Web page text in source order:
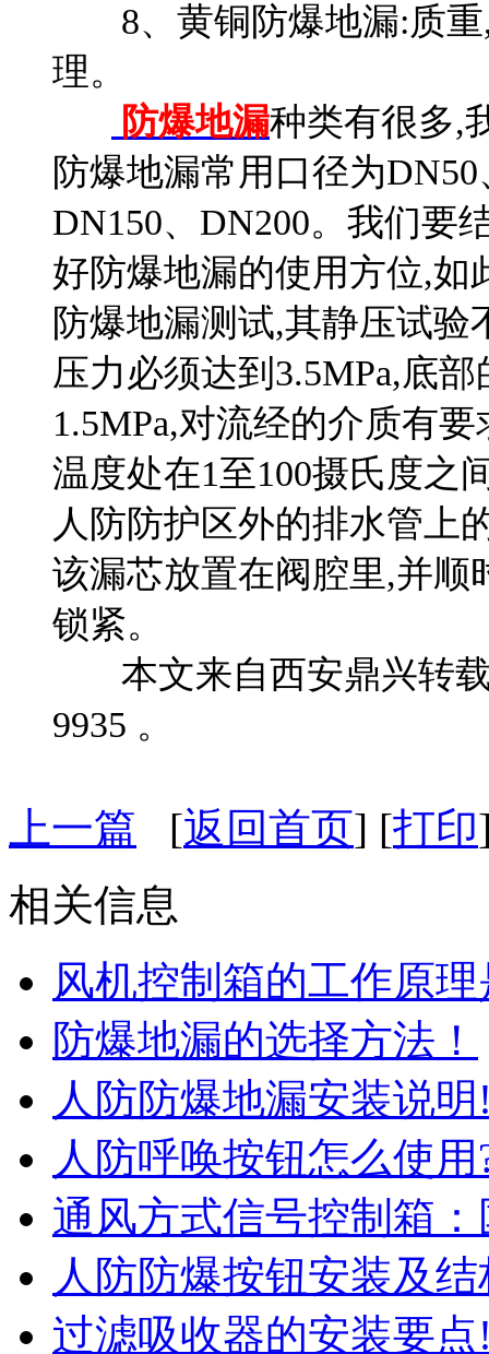
8、黄铜防爆地漏:质重,
理。
防爆地漏种类有很多,
防爆地漏常用口径为
DN150、DN200。我们要
好防爆地漏的使用方位,如
防爆地漏测试,其静压试验
压力必须达到3.5MPa,底
1.5MPa,对流经的介质有
温度处在1至100摄氏度之
人防防护区外的排水管上
该漏芯放置在阀腔里,并顺
锁紧。
本文来自西安鼎兴转载
9935 。
上一篇 [返回首页] [打印
相关信息
风机控制箱的工作原
防爆地漏的选择方法！
人防防爆地漏安装说
人防呼唤按钮怎么使用
通风方式信号控制箱
人防防爆按钮安装及
过滤吸收器的安装要点